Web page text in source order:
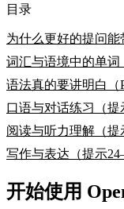
目录
为什么更好的提问
词汇与语境中的单词
语法真的要讲明白（
口语与对话练习（提
阅读与听力理解（提
写作与表达（提示
开始使用